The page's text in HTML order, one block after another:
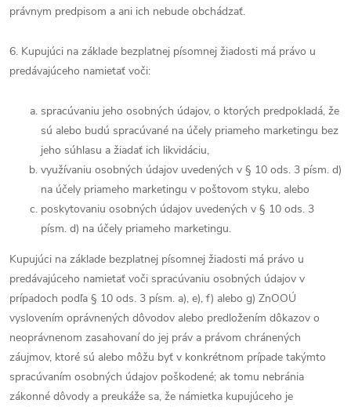
právnym predpisom a ani ich nebude obchádzať.
6. Kupujúci na základe bezplatnej písomnej žiadosti má právo u
predávajúceho namietať voči:
spracúvaniu jeho osobných údajov, o ktorých predpokladá, že
sú alebo budú spracúvané na účely priameho marketingu bez
jeho súhlasu a žiadať ich likvidáciu,
využívaniu osobných údajov uvedených v § 10 ods. 3 písm. d)
na účely priameho marketingu v poštovom styku, alebo
poskytovaniu osobných údajov uvedených v § 10 ods. 3
písm. d) na účely priameho marketingu.
Kupujúci na základe bezplatnej písomnej žiadosti má právo u
predávajúceho namietať voči spracúvaniu osobných údajov v
prípadoch podľa § 10 ods. 3 písm. a), e), f) alebo g) ZnOOÚ
vyslovením oprávnených dôvodov alebo predložením dôkazov o
neoprávnenom zasahovaní do jej práv a právom chránených
záujmov, ktoré sú alebo môžu byť v konkrétnom prípade takýmto
spracúvaním osobných údajov poškodené; ak tomu nebránia
zákonné dôvody a preukáže sa, že námietka kupujúceho je